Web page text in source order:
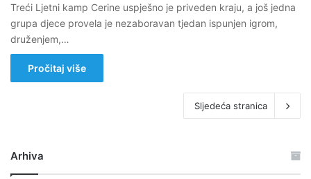
Treći Ljetni kamp Cerine uspješno je priveden kraju, a još jedna
grupa djece provela je nezaboravan tjedan ispunjen igrom,
druženjem,…
Pročitaj više
Sljedeća stranica
Arhiva